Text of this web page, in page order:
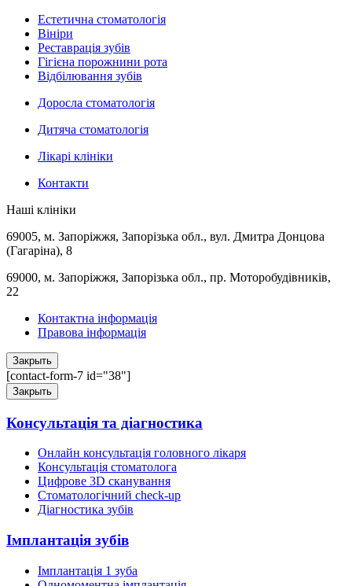
Естетична стоматологія
Вініри
Реставрація зубів
Гігієна порожнини рота
Відбілювання зубів
Доросла стоматологія
Дитяча стоматологія
Лікарі клініки
Контакти
Наші клініки
69005, м. Запоріжжя, Запорізька обл., вул. Дмитра Донцова
(Гагаріна), 8
69000, м. Запоріжжя, Запорізька обл., пр. Моторобудівників,
22
Контактна інформація
Правова інформація
Закрыть
[contact-form-7 id="38"]
Закрыть
Консультація та діагностика
Онлайн консультація головного лікаря
Консультація стоматолога
Цифрове 3D сканування
Стоматологічний check-up
Діагностика зубів
Імплантація зубів
Імплантація 1 зуба